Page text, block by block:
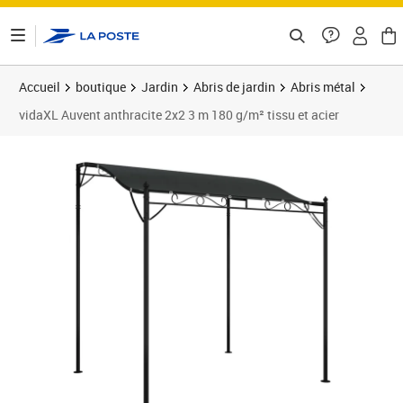
Accueil boutique Jardin Abris de jardin
Abris métal
vidaXL Auvent anthracite 2x2 3 m 180 g/m² tissu et acier